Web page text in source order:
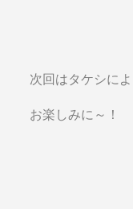
次回はタケシに
お楽しみに～！